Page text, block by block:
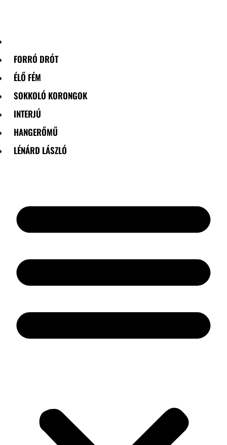
FORRÓ DRÓT
ÉLŐ FÉM
SOKKOLÓ KORONGOK
INTERJÚ
HANGERŐMŰ
LÉNÁRD LÁSZLÓ